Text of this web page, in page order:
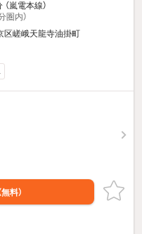
（嵐電本線）
圏内）
区嵯峨天龍寺油掛町
無料）